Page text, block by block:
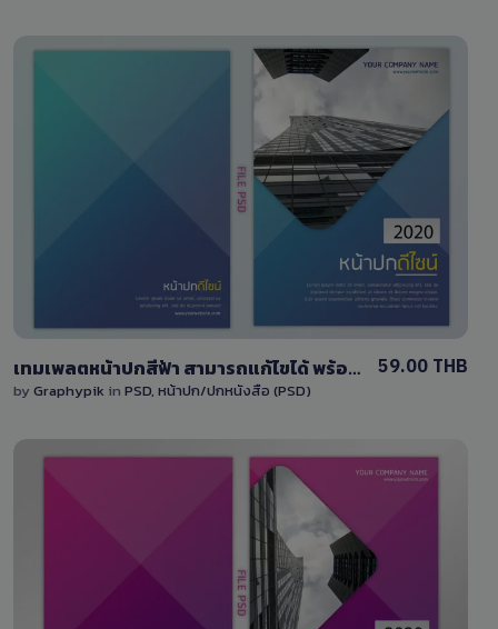
View Details
1 Sale
เทมเพลตหน้าปกสีฟ้า สามารถแก้ไขได้ พร้อมไฟล์ PSD ดาวน์โหลดหน้าปกหนังสือ/หน้าปกรายงาน
by Graphypik in PSD, หน้าปก/ปกหนังสือ (PSD)
59.00 THB
View Details
3 Sales